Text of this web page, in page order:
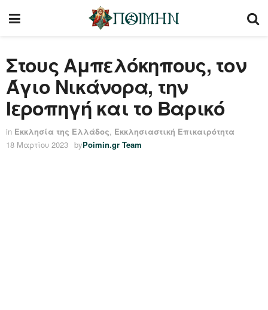
Στους Αμπελόκηπους, τον
Άγιο Νικάνορα, την
Ιεροπηγή και το Βαρικό
in Εκκλησία της Ελλάδος, Εκκλησιαστική Επικαιρότητα
18 Μαρτίου 2023 byPoimin.gr Team